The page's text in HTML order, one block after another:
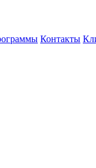
Контакты